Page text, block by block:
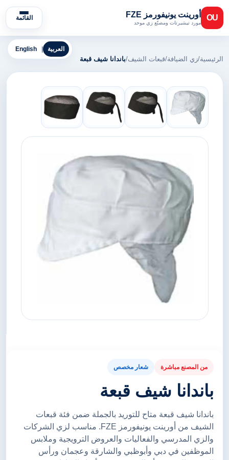
OU أورينت يونيفورمز FZE
مورد تيشيرتات ومصنّع زي موحد
القائمة
English العربية
الرئيسية/زي الضيافة/قبعات الشيف/باندانا شيف قبعة
من المصنع مباشرة شعار مخصص
باندانا شيف قبعة
باندانا شيف قبعة متاح للتوريد بالجملة ضمن فئة قبعات
الشيف من أورينت يونيفورمز FZE. مناسب لزي الشركات
والزي المدرسي والفعاليات والعروض الترويجية وملابس
الموظفين في دبي وأبوظبي والشارقة وعجمان ورأس